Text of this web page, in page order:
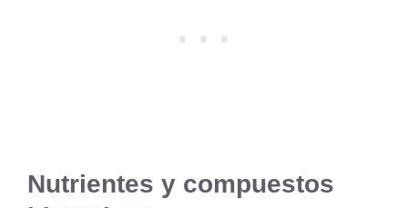
Nutrientes y compuestos